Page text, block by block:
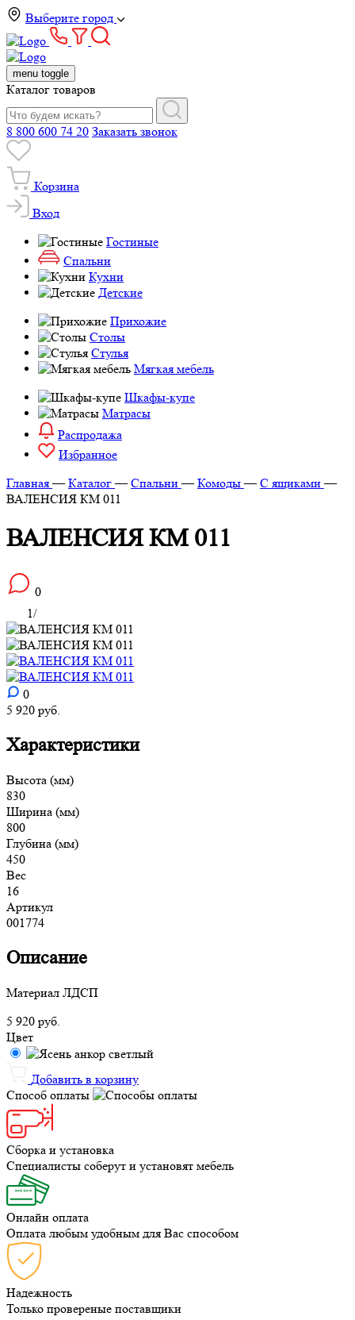
Выберите город
menu toggle
Каталог товаров
8 800 600 74 20 Заказать звонок
Корзина
Вход
Гостиные
Спальни
Кухни
Детские
Прихожие
Столы
Стулья
Мягкая мебель
Шкафы-купе
Матрасы
Распродажа
Избранное
Главная —Каталог —Спальни —Комоды —С ящиками —
ВАЛЕНСИЯ КМ 011
ВАЛЕНСИЯ КМ 011
0
1/
0
5 920 руб.
Характеристики
Высота (мм)
830
Ширина (мм)
800
Глубина (мм)
450
Вес
16
Артикул
001774
Описание
Материал ЛДСП
5 920 руб.
Цвет
Добавить в корзину
Способ оплаты
Сборка и установка
Специалисты соберут и установят мебель
Онлайн оплата
Оплата любым удобным для Вас способом
Надежность
Только провереные поставщики